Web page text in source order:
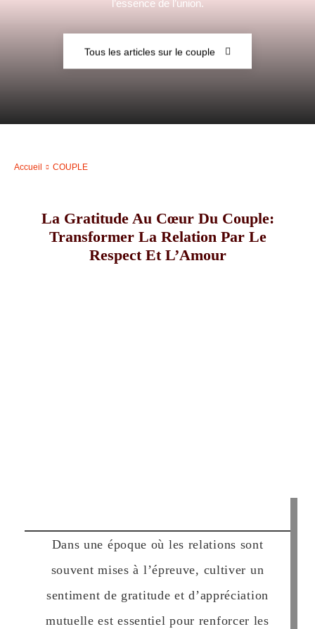
–
l’essence de l’union.
Tous les articles sur le couple
Accueil COUPLE
La Gratitude Au Cœur Du Couple:
Transformer La Relation Par Le
Respect Et L’Amour
Dans une époque où les relations sont
souvent mises à l’épreuve, cultiver un
sentiment de gratitude et d’appréciation
mutuelle est essentiel pour renforcer les